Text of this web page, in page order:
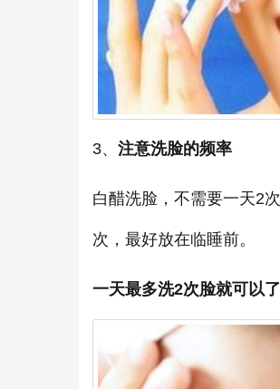
3、 注意洗脸的频率
白醋洗脸，不需要一天2
次，最好放在临睡前。
一天最多洗2次脸就可以